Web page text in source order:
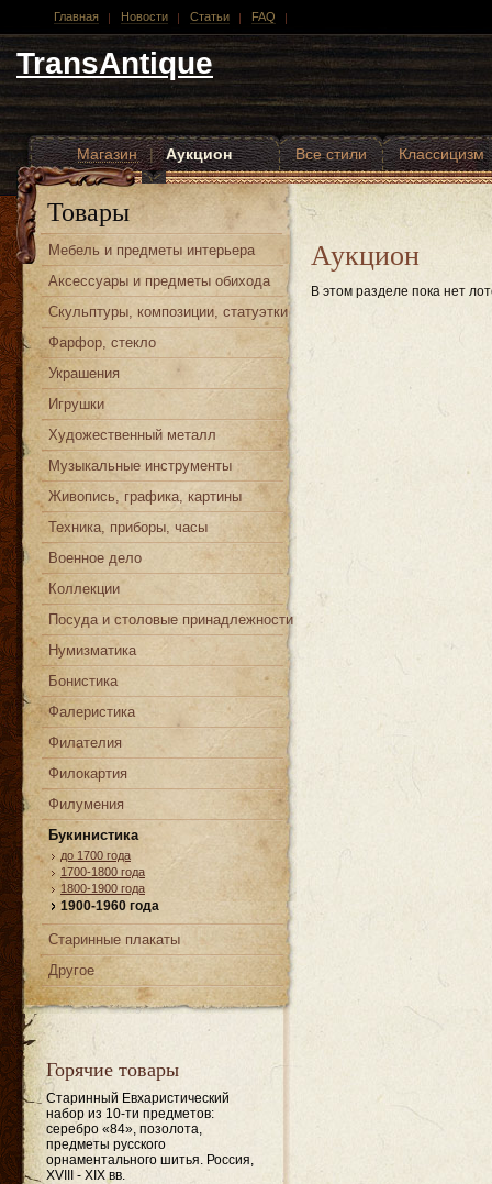
Главная Новости Статьи FAQ
TransAntique
Магазин | Аукцион Все стили
Классицизм
Другие стили
Товары
Мебель и предметы интерьера
Аксессуары и предметы обихода
Скульптуры, композиции, статуэтки
Фарфор, стекло
Украшения
Игрушки
Художественный металл
Музыкальные инструменты
Живопись, графика, картины
Техника, приборы, часы
Военное дело
Коллекции
Посуда и столовые принадлежности
Нумизматика
Бонистика
Фалеристика
Филателия
Филокартия
Филумения
Букинистика
до 1700 года
1700-1800 года
1800-1900 года
1900-1960 года
Старинные плакаты
Другое
Горячие товары
Старинный Евхаристический
набор из 10-ти предметов:
серебро «84», позолота,
предметы русского
орнаментального шитья. Россия,
XVIII - XIX вв.
Аукцион
В этом разделе пока нет